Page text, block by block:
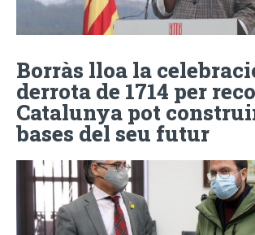
Borràs lloa la
derrota de 1714 per
Catalunya pot
bases del seu futur